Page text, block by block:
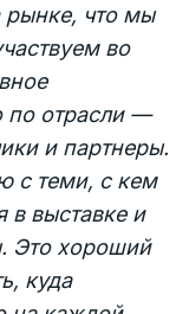
рынке, что мы
во
по отрасли —
и партнеры.
с теми, с кем
в выставке и
Это хороший
куда